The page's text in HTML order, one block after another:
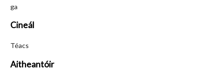
ga
Cineál
Téacs
Aitheantóir